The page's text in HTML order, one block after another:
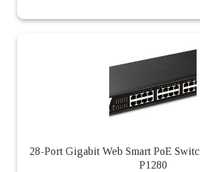
28-Port Gigabit Web Smart PoE
P1280